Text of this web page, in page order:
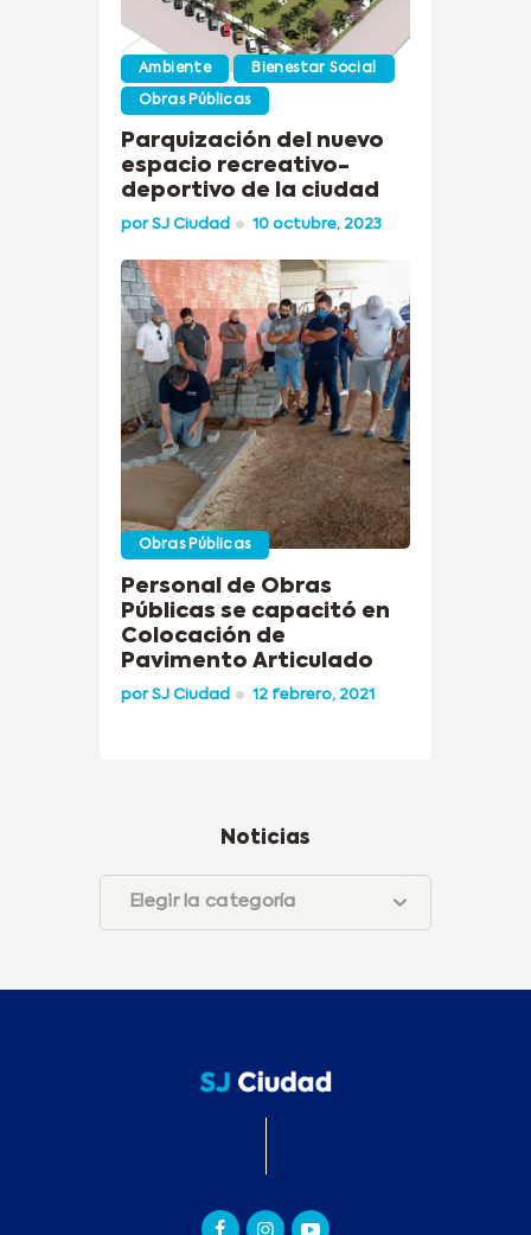
Ambiente Bienestar Social
Obras Públicas
Parquización del nuevo
espacio recreativo-
deportivo de la ciudad
porSJ Ciudad 10 octubre, 2023
Obras Públicas
Personal de Obras
Públicas se capacitó en
Colocación de
Pavimento Articulado
porSJ Ciudad 12 febrero, 2021
Noticias